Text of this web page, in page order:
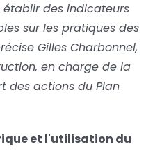
établir des indicateurs
sur les pratiques des
Gilles Charbonnel,
en charge de la
des actions du Plan
et l'utilisation du